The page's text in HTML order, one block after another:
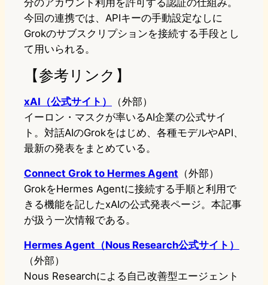
分のアカウント利用を許可する認証の仕組み。
今回の連携では、APIキーの手動設定なしに
Grokのサブスクリプションを接続する手段とし
て用いられる。
【参考リンク】
xAI（公式サイト）
（外部）
イーロン・マスクが率いるAI企業の公式サイ
ト。対話AIのGrokをはじめ、各種モデルやAPI、
最新の発表をまとめている。
Connect Grok to Hermes Agent （外部）
GrokをHermes Agentに接続する手順と利用で
きる機能を記したxAIの公式発表ページ。本記事
が扱う一次情報である。
Hermes Agent（Nous Research公式サイト）
（外部）
Nous Researchによる自己改善型エージェント